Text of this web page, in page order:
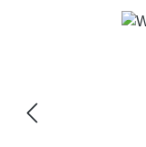
Bildergalerie